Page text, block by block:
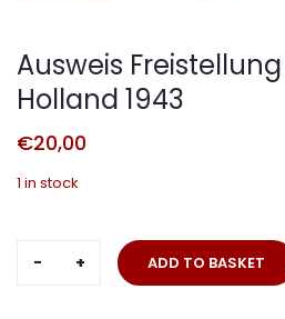
Ausweis
Holland 1943
€20,00
1 in stock
Ausweis
Freistellung
ADD TO BASKET